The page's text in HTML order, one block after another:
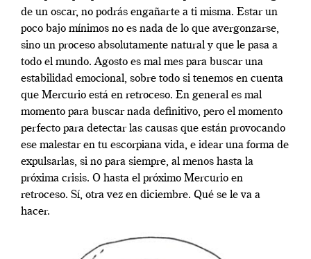
de un oscar, no podrás engañarte a ti misma. Estar un
poco bajo mínimos no es nada de lo que avergonzarse,
sino un proceso absolutamente natural y que le pasa a
todo el mundo. Agosto es mal mes para buscar una
estabilidad emocional, sobre todo si tenemos en cuenta
que Mercurio está en retroceso. En general es mal
momento para buscar nada definitivo, pero el momento
perfecto para detectar las causas que están provocando
ese malestar en tu escorpiana vida, e idear una forma de
expulsarlas, si no para siempre, al menos hasta la
próxima crisis. O hasta el próximo Mercurio en
retroceso. Sí, otra vez en diciembre. Qué se le va a
hacer.